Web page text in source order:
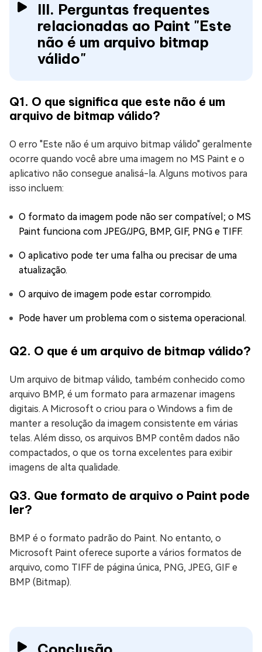
III. Perguntas frequentes
relacionadas ao Paint "Este
não é um arquivo bitmap
válido"
Q1. O que significa que este não é um
arquivo de bitmap válido?
O erro "Este não é um arquivo bitmap válido" geralmente
ocorre quando você abre uma imagem no MS Paint e o
aplicativo não consegue analisá-la. Alguns motivos para
isso incluem:
O formato da imagem pode não ser compatível; o MS
Paint funciona com JPEG/JPG, BMP, GIF, PNG e TIFF.
O aplicativo pode ter uma falha ou precisar de uma
atualização.
O arquivo de imagem pode estar corrompido.
Pode haver um problema com o sistema operacional.
Q2. O que é um arquivo de bitmap válido?
Um arquivo de bitmap válido, também conhecido como
arquivo BMP, é um formato para armazenar imagens
digitais. A Microsoft o criou para o Windows a fim de
manter a resolução da imagem consistente em várias
telas. Além disso, os arquivos BMP contêm dados não
compactados, o que os torna excelentes para exibir
imagens de alta qualidade.
Q3. Que formato de arquivo o Paint pode
ler?
BMP é o formato padrão do Paint. No entanto, o
Microsoft Paint oferece suporte a vários formatos de
arquivo, como TIFF de página única, PNG, JPEG, GIF e
BMP (Bitmap).